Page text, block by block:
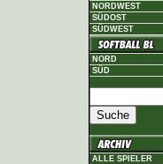
NORDWEST
SÜDOST
SÜDWEST
NORD
SÜD
ALLE SPIELER